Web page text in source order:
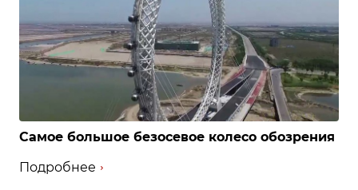
Самое большое безосевое колесо обозрения
Подробнее